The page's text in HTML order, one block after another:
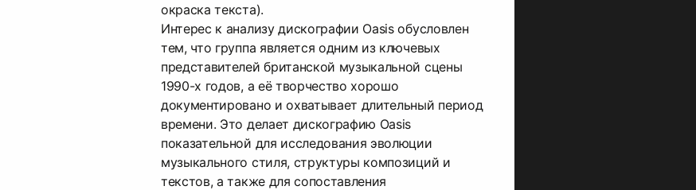
окраска текста).
Интерес к анализу дискографии Oasis обусловлен
тем, что группа является одним из ключевых
представителей британской музыкальной сцены
1990-х годов, а её творчество хорошо
документировано и охватывает длительный период
времени. Это делает дискографию Oasis
показательной для исследования эволюции
музыкального стиля, структуры композиций и
текстов, а также для сопоставления